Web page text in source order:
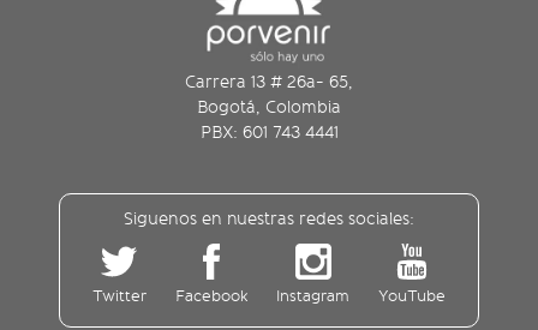
Carrera 13 # 26a- 65,
Bogotá, Colombia
PBX: 601 743 4441
Siguenos en nuestras redes sociales:
Twitter Facebook Instagram YouTube